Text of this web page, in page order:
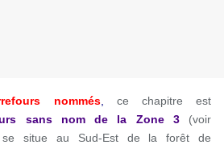
nommés,
ce chapitre est
sans nom de la Zone 3(voir
situe au Sud-Est de la forêt de